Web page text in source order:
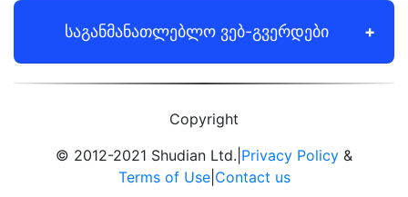
საგანმანათლებლო ვებ-გვერდები
Copyright
© 2012-2021 Shudian Ltd.| Privacy Policy &
Terms of Use| Contact us